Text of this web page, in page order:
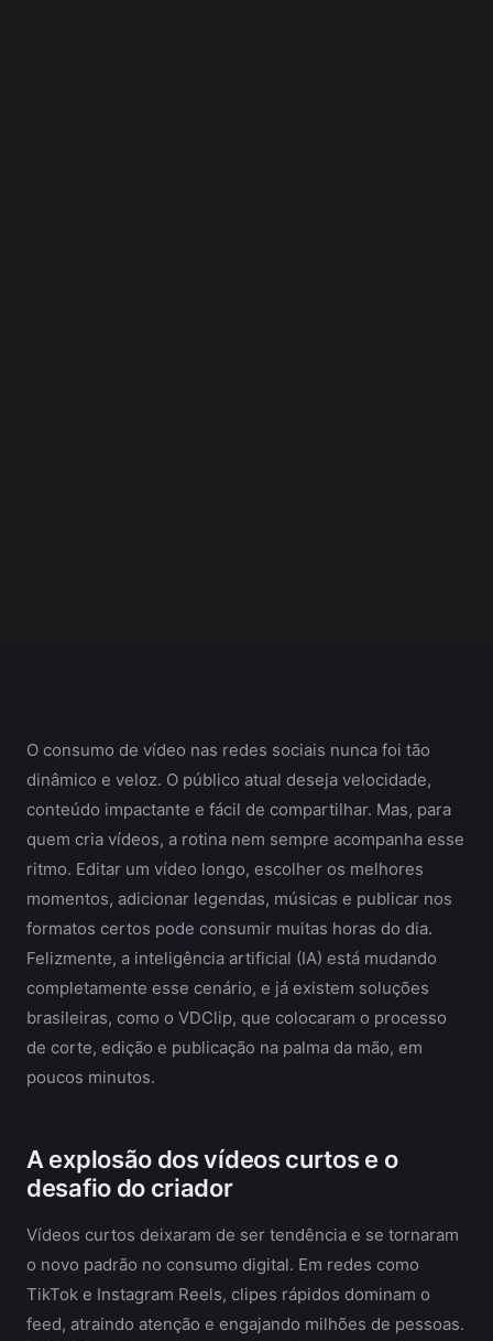
O consumo de vídeo nas redes sociais nunca foi tão
dinâmico e veloz. O público atual deseja velocidade,
conteúdo impactante e fácil de compartilhar. Mas, para
quem cria vídeos, a rotina nem sempre acompanha esse
ritmo. Editar um vídeo longo, escolher os melhores
momentos, adicionar legendas, músicas e publicar nos
formatos certos pode consumir muitas horas do dia.
Felizmente, a inteligência artificial (IA) está mudando
completamente esse cenário, e já existem soluções
brasileiras, como o VDClip, que colocaram o processo
de corte, edição e publicação na palma da mão, em
poucos minutos.
A explosão dos vídeos curtos e o
desafio do criador
Vídeos curtos deixaram de ser tendência e se tornaram
o novo padrão no consumo digital. Em redes como
TikTok e Instagram Reels, clipes rápidos dominam o
feed, atraindo atenção e engajando milhões de pessoas.